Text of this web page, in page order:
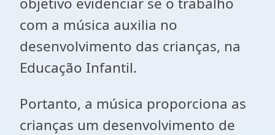
com a música auxilia no
desenvolvimento das crianças, na
Educação Infantil.
Portanto, a música proporciona as
crianças um desenvolvimento de